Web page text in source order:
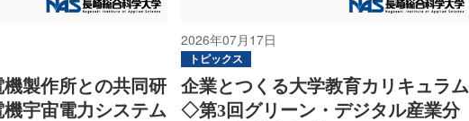
製作所との共同研
宇宙電力システム
2026年07月17日
トピックス
企業とつくる大学教育カリキュラム
◇第3回グリーン・デジタル産業分